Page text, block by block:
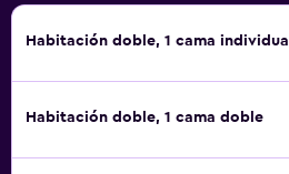
Habitación doble, 1 cama individual
Habitación doble, 1 cama doble